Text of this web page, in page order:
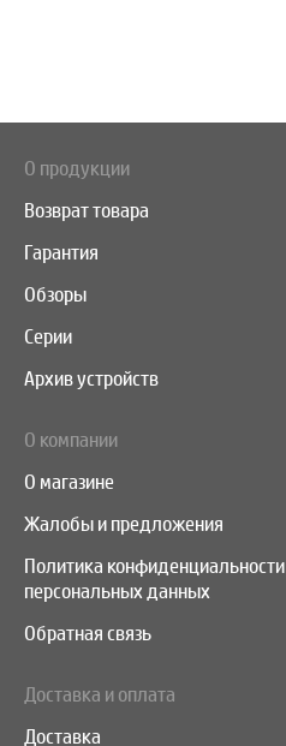
О продукции
Возврат товара
Гарантия
Обзоры
Серии
Архив устройств
О компании
О магазине
Жалобы и предложения
Политика конфиденциальности
персональных данных
Обратная связь
Доставка и оплата
Доставка